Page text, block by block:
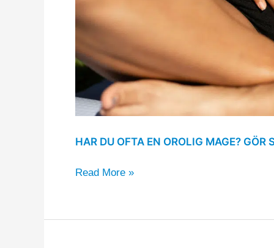
HAR DU OFTA EN OROLIG MAGE? GÖR
Read More »